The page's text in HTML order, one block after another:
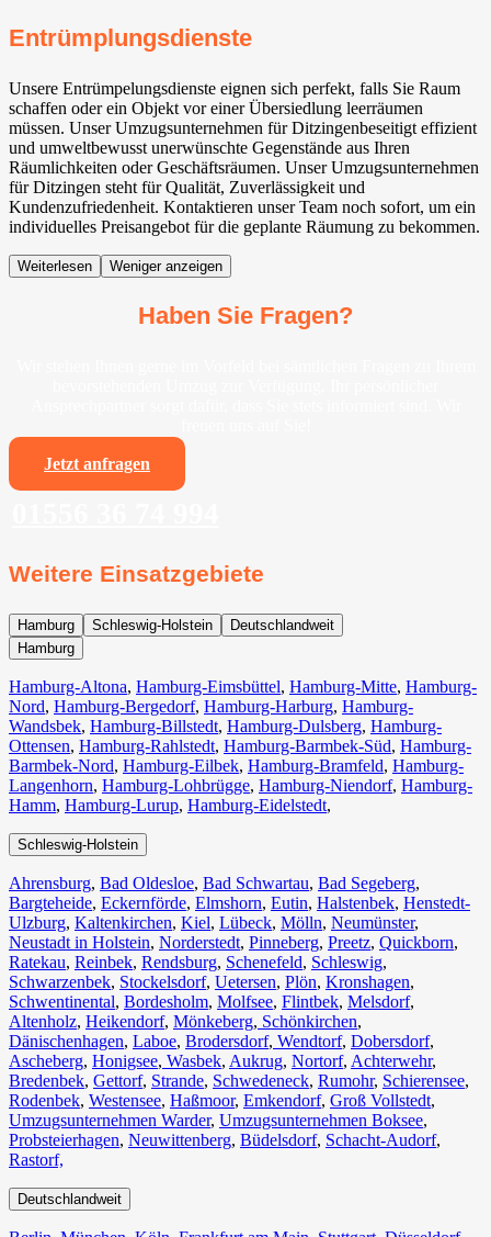
Entrümplungsdienste
Unsere Entrümpelungsdienste eignen sich perfekt, falls Sie Raum
schaffen oder ein Objekt vor einer Übersiedlung leerräumen
müssen. Unser Umzugsunternehmen für Ditzingenbeseitigt effizient
und umweltbewusst unerwünschte Gegenstände aus Ihren
Räumlichkeiten oder Geschäftsräumen. Unser Umzugsunternehmen
für Ditzingen steht für Qualität, Zuverlässigkeit und
Kundenzufriedenheit. Kontaktieren unser Team noch sofort, um ein
individuelles Preisangebot für die geplante Räumung zu bekommen.
Weiterlesen Weniger anzeigen
Haben Sie Fragen?
Jetzt anfragen
Weitere Einsatzgebiete
Hamburg Schleswig-Holstein
Deutschlandweit
Hamburg
Hamburg-Altona, Hamburg-Eimsbüttel, Hamburg-Mitte, Hamburg-
Nord, Hamburg-Bergedorf, Hamburg-Harburg, Hamburg-
Wandsbek, Hamburg-Billstedt, Hamburg-Dulsberg, Hamburg-
Ottensen, Hamburg-Rahlstedt, Hamburg-Barmbek-Süd, Hamburg-
Barmbek-Nord, Hamburg-Eilbek, Hamburg-Bramfeld, Hamburg-
Langenhorn, Hamburg-Lohbrügge, Hamburg-Niendorf, Hamburg-
Hamm, Hamburg-Lurup, Hamburg-Eidelstedt,
Schleswig-Holstein
Ahrensburg, Bad Oldesloe, Bad Schwartau, Bad Segeberg,
Bargteheide, Eckernförde, Elmshorn, Eutin, Halstenbek, Henstedt-
Ulzburg, Kaltenkirchen, Kiel, Lübeck, Mölln, Neumünster,
Neustadt in Holstein, Norderstedt, Pinneberg, Preetz, Quickborn,
Ratekau, Reinbek, Rendsburg, Schenefeld, Schleswig,
Schwarzenbek, Stockelsdorf, Uetersen, Plön, Kronshagen,
Schwentinental, Bordesholm, Molfsee, Flintbek, Melsdorf,
Altenholz, Heikendorf, Mönkeberg, Schönkirchen,
Dänischenhagen, Laboe, Brodersdorf, Wendtorf, Dobersdorf,
Ascheberg, Honigsee, Wasbek, Aukrug, Nortorf, Achterwehr,
Bredenbek, Gettorf, Strande, Schwedeneck, Rumohr, Schierensee,
Rodenbek, Westensee, Haßmoor, Emkendorf, Groß Vollstedt,
Umzugsunternehmen Warder, Umzugsunternehmen Boksee,
Probsteierhagen, Neuwittenberg, Büdelsdorf, Schacht-Audorf,
Rastorf,
Deutschlandweit